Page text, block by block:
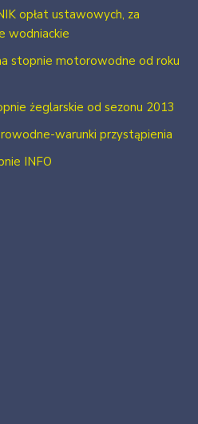
opłat ustawowych, za
wodniackie
stopnie motorowodne od roku
żeglarskie od sezonu 2013
warunki przystąpienia
INFO